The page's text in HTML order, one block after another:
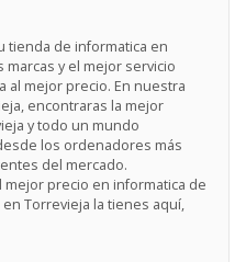
tienda de informatica en
y el mejor servicio
al mejor precio. En nuestra
encontraras la mejor
y todo un mundo
los ordenadores más
del mercado.
mejor precio en informatica de
Torrevieja la tienes aquí,